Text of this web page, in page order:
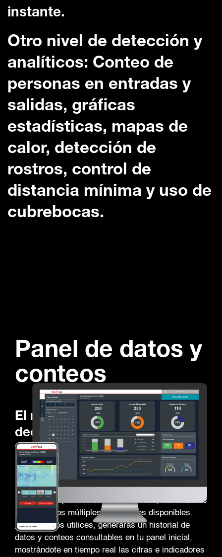
instante.
Otro nivel de detección y
analíticos: Conteo de
personas en entradas y
salidas, gráficas
estadísticas, mapas de
calor, detección de
rostros, control de
distancia mínima y uso de
cubrebocas.
Panel de datos y
conteos
El resumen de toma de
decisiones sobre los espacios
corporativos.
Todo lo que necesitas en una pantalla. Al integrar
equipos compatibles con este servicio, comenzarás
a detectar los múltiples indicadores disponibles.
Conforme los utilices, generarás un historial de
datos y conteos consultables en tu panel inicial,
mostrándote en tiempo real las cifras e indicadores